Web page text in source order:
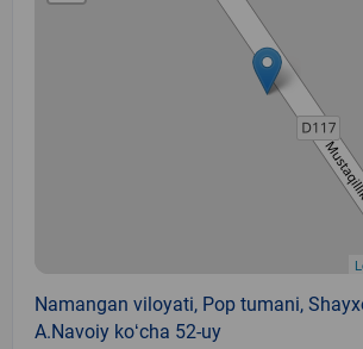
Namangan viloyati, Pop tumani,
A.Navoiy koʻcha 52-uy